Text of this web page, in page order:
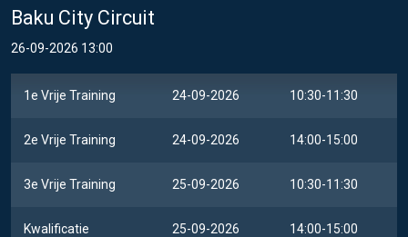
Baku City Circuit
26-09-2026 13:00
1e Vrije Training 24-09-2026 10:30-11:30
2e Vrije Training 24-09-2026 14:00-15:00
3e Vrije Training 25-09-2026 10:30-11:30
Kwalificatie 25-09-2026 14:00-15:00